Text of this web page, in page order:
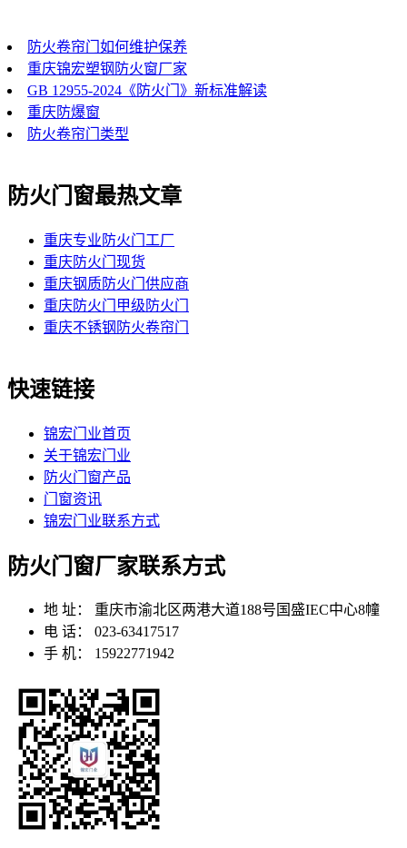
防火卷帘门如何维护保养
重庆锦宏塑钢防火窗厂家
GB 12955-2024《防火门》新标准解读
重庆防爆窗
防火卷帘门类型
防火门窗最热文章
重庆专业防火门工厂
重庆防火门现货
重庆钢质防火门供应商
重庆防火门甲级防火门
重庆不锈钢防火卷帘门
快速链接
锦宏门业首页
关于锦宏门业
防火门窗产品
门窗资讯
锦宏门业联系方式
防火门窗厂家联系方式
地 址：
重庆市渝北区两港大道188号国盛IEC中心8幢
电 话：
023-63417517
手 机：
15922771942